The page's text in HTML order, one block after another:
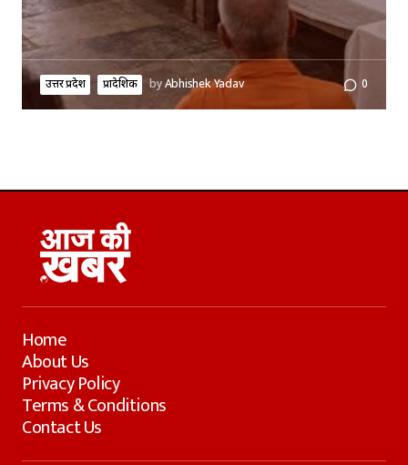
उत्तर प्रदेश प्रादेशिक byAbhishek Yadav 0
Home
About Us
Privacy Policy
Terms & Conditions
Contact Us